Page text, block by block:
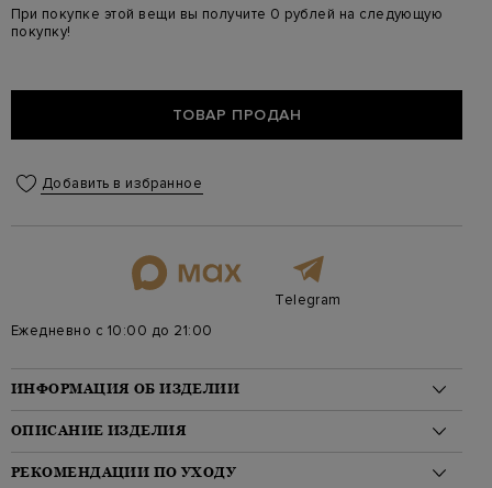
При покупке этой вещи вы получите 0 рублей на следующую
покупку!
ТОВАР ПРОДАН
Добавить в избранное
Telegram
Ежедневно с 10:00 до 21:00
ИНФОРМАЦИЯ ОБ ИЗДЕЛИИ
Материал: шерсть 100%
На модели: 175/81/61/91 на модели размер 44
Стиль: Классическая длина, Однотонные
Цвет: Черный
ОПИСАНИЕ ИЗДЕЛИЯ
Эффектный жакет от Stella McCartney выполнен из
РЕКОМЕНДАЦИИ ПО УХОДУ